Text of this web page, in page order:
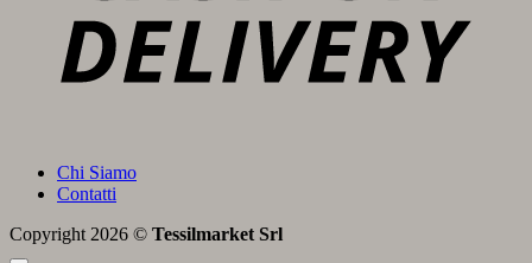
Chi Siamo
Contatti
Copyright 2026 © Tessilmarket Srl